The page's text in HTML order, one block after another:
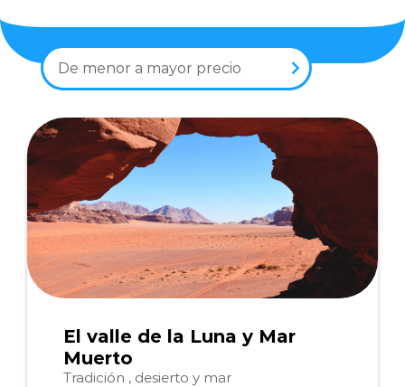
De menor a mayor precio
El valle de la Luna y Mar
Muerto
Tradición , desierto y mar